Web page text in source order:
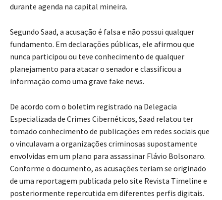
durante agenda na capital mineira.
Segundo Saad, a acusação é falsa e não possui qualquer
fundamento. Em declarações públicas, ele afirmou que
nunca participou ou teve conhecimento de qualquer
planejamento para atacar o senador e classificou a
informação como uma grave fake news.
De acordo com o boletim registrado na Delegacia
Especializada de Crimes Cibernéticos, Saad relatou ter
tomado conhecimento de publicações em redes sociais que
o vinculavam a organizações criminosas supostamente
envolvidas em um plano para assassinar Flávio Bolsonaro.
Conforme o documento, as acusações teriam se originado
de uma reportagem publicada pelo site Revista Timeline e
posteriormente repercutida em diferentes perfis digitais.